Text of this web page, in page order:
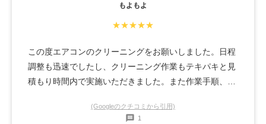
もよもよ
★★★★★
この度エアコンのクリーニングをお願いしました。日程
調整も迅速でしたし、クリーニング作業もテキパキと見
積もり時間内で実施いただきました。また作業手順、エ
などの説明や、使用する上での節電対策のなどいろいろ
(Googleのクチコミから引用)
1